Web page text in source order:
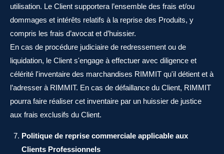
utilisation. Le Client supportera l’ensemble des frais et/ou
dommages et intérêts relatifs à la reprise des Produits, y
compris les frais d’avocat et d’huissier.
En cas de procédure judiciaire de redressement ou de
liquidation, le Client s'engage à effectuer avec diligence et
célérité l'inventaire des marchandises RIMMIT qu'il détient et à
l’adresser à RIMMIT. En cas de défaillance du Client, RIMMIT
pourra faire réaliser cet inventaire par un huissier de justice
aux frais exclusifs du Client.
Politique de reprise commerciale applicable aux
Clients Professionnels